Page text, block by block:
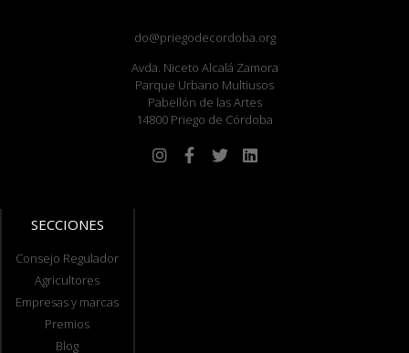
do@priegodecordoba.org
Avda. Niceto Alcalá Zamora
Parque Urbano Multiusos
Pabellón de las Artes
14800 Priego de Córdoba
SECCIONES
Consejo Regulador
Agricultores
Empresas y marcas
Premios
Blog